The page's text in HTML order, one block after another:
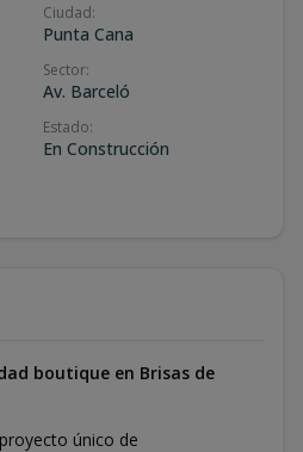
Ciudad:
Punta Cana
Sector:
Av. Barceló
Estado:
En Construcción
boutique en Brisas de
único de